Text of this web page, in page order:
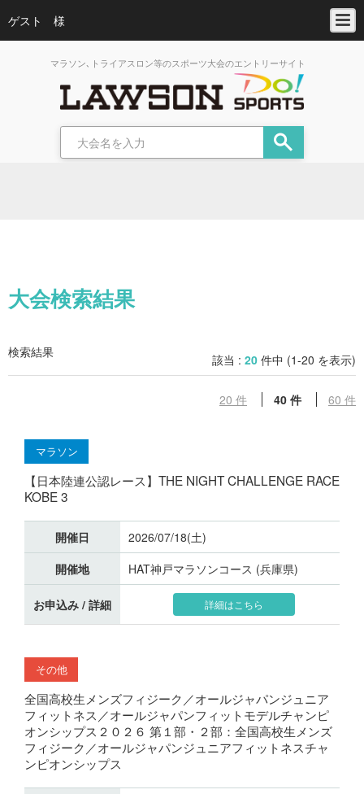
ゲスト 様
マラソン､トライアスロン等のスポーツ大会のエントリーサイト
大会検索結果
検索結果 該当 : 20 件中 (1-20 を表示)
20 件 40 件 60 件
マラソン
【日本陸連公認レース】THE NIGHT CHALLENGE RACE
KOBE 3
開催日
2026/07/18(土)
開催地
HAT神戸マラソンコース (兵庫県)
お申込み / 詳細 詳細はこちら
その他
全国高校生メンズフィジーク／オールジャパンジュニア
フィットネス／オールジャパンフィットモデルチャンピ
オンシップス２０２６ 第１部・２部：全国高校生メンズ
フィジーク／オールジャパンジュニアフィットネスチャ
ンピオンシップス